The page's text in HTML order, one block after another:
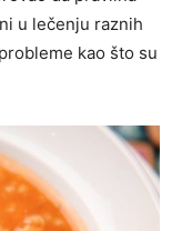
u lečenju raznih
kao što su